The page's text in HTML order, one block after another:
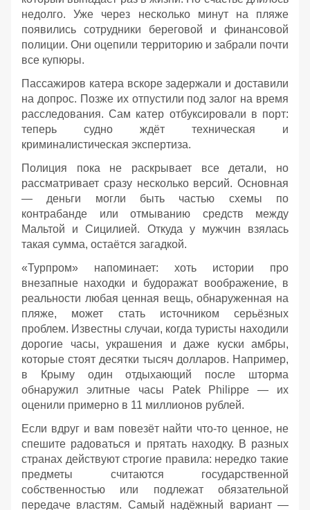
недолго. Уже через несколько минут на пляже
появились сотрудники береговой и финансовой
полиции. Они оцепили территорию и забрали почти
все купюры.
Пассажиров катера вскоре задержали и доставили
на допрос. Позже их отпустили под залог на время
расследования. Сам катер отбуксировали в порт:
теперь судно ждёт техническая и
криминалистическая экспертиза.
Полиция пока не раскрывает все детали, но
рассматривает сразу несколько версий. Основная
— деньги могли быть частью схемы по
контрабанде или отмыванию средств между
Мальтой и Сицилией. Откуда у мужчин взялась
такая сумма, остаётся загадкой.
«Турпром» напоминает: хоть истории про
внезапные находки и будоражат воображение, в
реальности любая ценная вещь, обнаруженная на
пляже, может стать источником серьёзных
проблем. Известны случаи, когда туристы находили
дорогие часы, украшения и даже куски амбры,
которые стоят десятки тысяч долларов. Например,
в Крыму один отдыхающий после шторма
обнаружил элитные часы Patek Philippe — их
оценили примерно в 11 миллионов рублей.
Если вдруг и вам повезёт найти что‑то ценное, не
спешите радоваться и прятать находку. В разных
странах действуют строгие правила: нередко такие
предметы считаются государственной
собственностью или подлежат обязательной
передаче властям. Самый надёжный вариант —